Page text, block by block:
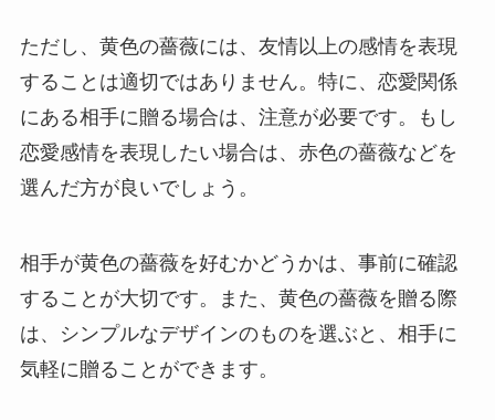
ただし、黄色の薔薇には、友情以上の感情を表現
することは適切ではありません。特に、恋愛関係
にある相手に贈る場合は、注意が必要です。もし
恋愛感情を表現したい場合は、赤色の薔薇などを
選んだ方が良いでしょう。
相手が黄色の薔薇を好むかどうかは、事前に確認
することが大切です。また、黄色の薔薇を贈る際
は、シンプルなデザインのものを選ぶと、相手に
気軽に贈ることができます。